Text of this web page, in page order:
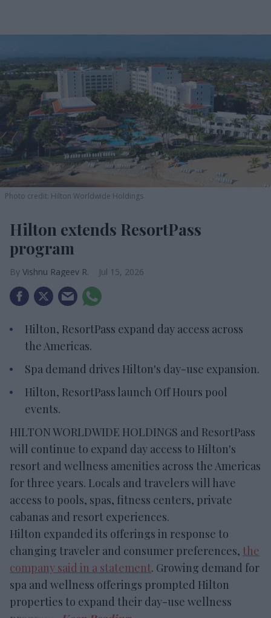
Photo credit: Hilton Worldwide Holdings
Hilton extends ResortPass
program
Vishnu Rageev R. Jul 15, 2026
Hilton, ResortPass expand day access across
the Americas.
Spa demand drives Hilton's day-use expansion.
Hilton, ResortPass launch Off Hours pool
events.
HILTON WORLDWIDE HOLDINGS and ResortPass
will continue to expand day access to Hilton's
resort and wellness amenities across the Americas
for three years. Locals and travelers will have
access to pools, spas, fitness centers, private
cabanas and resort experiences.
Hilton expanded its offerings in response to
changing traveler and consumer preferences, the
company said in a statement. Growing demand for
spa and wellness offerings prompted Hilton
properties to expand their day-use wellness